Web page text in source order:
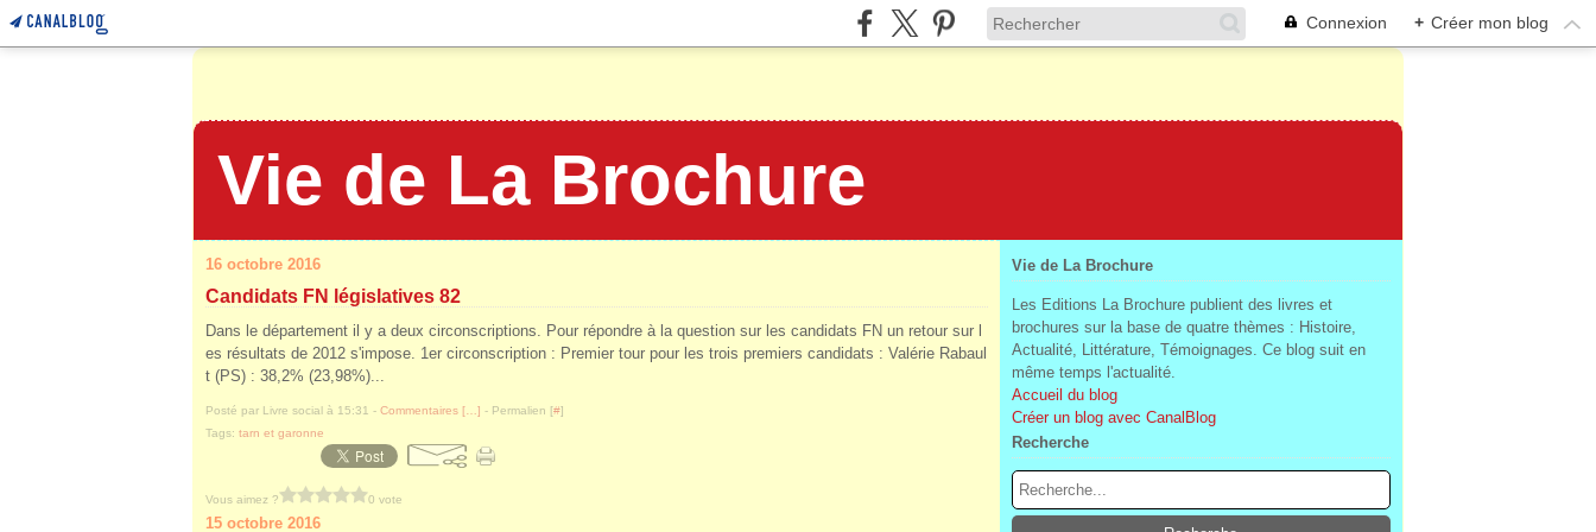
Connexion + Créer mon blog
Vie de La Brochure
16 octobre 2016
Candidats FN législatives 82
Dans le département il y a deux circonscriptions. Pour répondre à la question sur les candidats FN un retour sur l
es résultats de 2012 s'impose. 1er circonscription : Premier tour pour les trois premiers candidats : Valérie Rabaul
t (PS) : 38,2% (23,98%)...
Posté par Livre social à 15:31 - Commentaires [ ] - Permalien [#]
Tags: tarn et garonne
Vous aimez ? 0 vote
15 octobre 2016
Vie de La Brochure
Les Editions La Brochure publient des livres et
brochures sur la base de quatre thèmes : Histoire,
Actualité, Littérature, Témoignages. Ce blog suit en
même temps l'actualité.
Accueil du blog
Créer un blog avec CanalBlog
Recherche